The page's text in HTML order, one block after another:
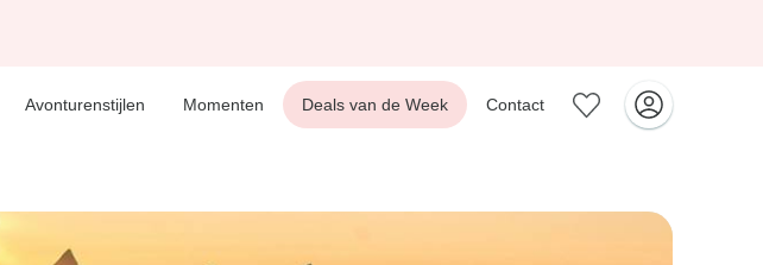
Avonturenstijlen Momenten Deals van de Week Contact